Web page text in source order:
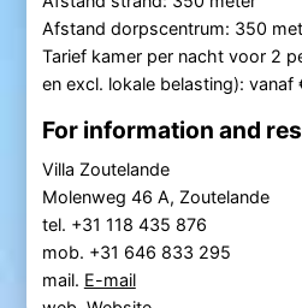
Afstand dorpscentrum: 350
Tarief kamer per nacht voor 2
en excl. lokale belasting): vanaf
For information and
Villa Zoutelande
Molenweg 46 A, Zoutelande
tel. +31 118 435 876
mob. +31 646 833 295
mail. E-mail